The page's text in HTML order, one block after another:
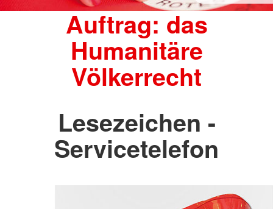
Auftrag: das
Humanitäre
Völkerrecht
Lesezeichen -
Servicetelefon